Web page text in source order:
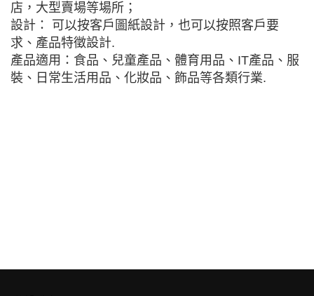
店，大型賣場等場所；
設計： 可以按客戶圖紙設計，也可以按照客戶要
求、產品特徵設計.
產品適用：食品、兒童產品、體育用品、IT產品、服
裝、日常生活用品、化妝品、飾品等各類行業.